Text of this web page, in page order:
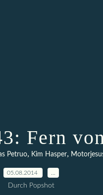
Fern
Petruo, Kim Hasper,
05.08.2014
Durch Popshot